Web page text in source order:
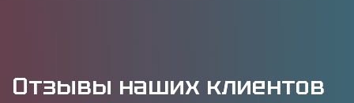
Отзывы наших клиентов